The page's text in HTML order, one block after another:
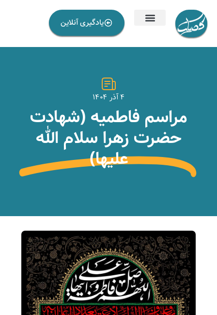
یادگیری آنلاین
۴ آذر ۱۴۰۴
مراسم فاطمیه (شهادت
حضرت زهرا سلام الله
علیها)